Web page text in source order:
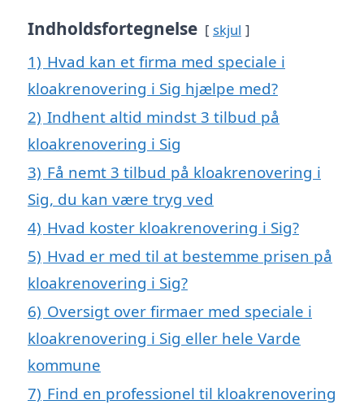
Indholdsfortegnelse skjul
1) Hvad kan et firma med speciale i
kloakrenovering i Sig hjælpe med?
2) Indhent altid mindst 3 tilbud på
kloakrenovering i Sig
3) Få nemt 3 tilbud på kloakrenovering i
Sig, du kan være tryg ved
4) Hvad koster kloakrenovering i Sig?
5) Hvad er med til at bestemme prisen på
kloakrenovering i Sig?
6) Oversigt over firmaer med speciale i
kloakrenovering i Sig eller hele Varde
kommune
7) Find en professionel til kloakrenovering